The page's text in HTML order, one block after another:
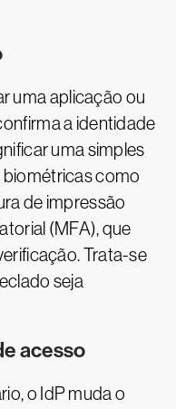
uma aplicação ou
a identidade
uma simples
biométricas como
de impressão
(MFA), que
Trata-se
seja
acesso
o IdP muda o